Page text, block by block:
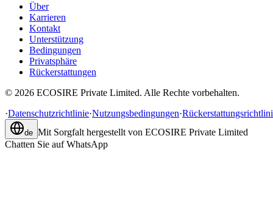
Über
Karrieren
Kontakt
Unterstützung
Bedingungen
Privatsphäre
Rückerstattungen
© 2026 ECOSIRE Private Limited. Alle Rechte vorbehalten.
·Datenschutzrichtlinie·Nutzungsbedingungen·
de Mit Sorgfalt hergestellt von ECOSIRE Private Limited
Chatten Sie auf WhatsApp